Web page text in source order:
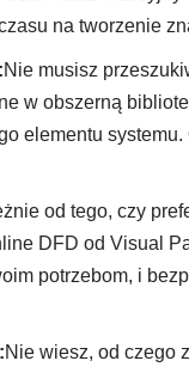
na tworzenie
Nie musisz
w obszerną
elementu
od tego, czy
DFD od Visual
potrzebom, i
Nie wiesz, od czego